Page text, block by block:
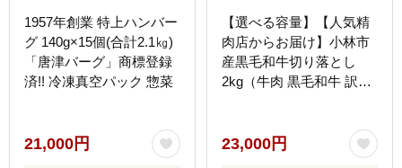
1957年創業 特上ハンバー
グ 140g×15個(合計2.1㎏)
「唐津バーグ」商標登録
済!! 冷凍真空パック 惣菜
21,000円
【選べる容量】【人気精
肉店からお届け】小林市
産黒毛和牛切り落とし
2kg（牛肉 黒毛和牛 訳あ
23,000円